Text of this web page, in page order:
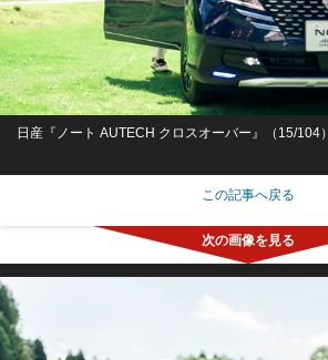
日産『ノート AUTECH クロスオーバー』（15/104）
この記事へ戻る